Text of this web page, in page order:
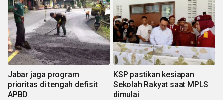
Jabar jaga program
prioritas di tengah defisit
APBD
KSP pastikan kesiapan
Sekolah Rakyat saat MPLS
dimulai